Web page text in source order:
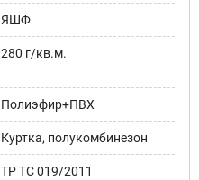
ЯШФ
280 г/кв.м.
Полиэфир+ПВХ
Куртка, полукомбинезон
ТР ТС 019/2011